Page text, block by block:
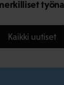
Kaikki uutiset